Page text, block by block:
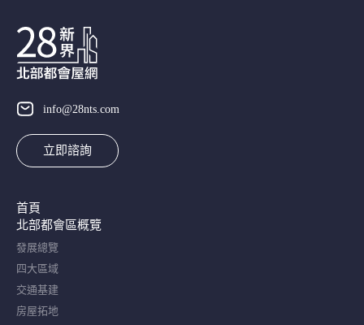
info@28nts.com
立即諮詢
首頁
北部都會區概覽​
發展總覽
四大區域
交通基建
房屋拓地